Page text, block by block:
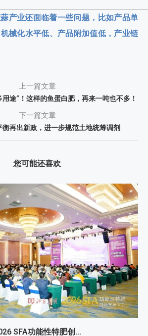
产业还面临着一些问题，比如产品单
械化水平低、产品附加值低，产业链
上一篇文章
途”！这样的鱼蛋白肥，再来一吨也不多！
下一篇文章
再出新政，进一步规范土地统筹调剂
您可能还喜欢
SFA功能性特肥创...